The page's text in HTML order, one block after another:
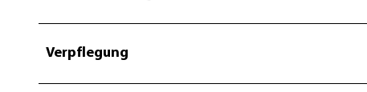
Verpflegung